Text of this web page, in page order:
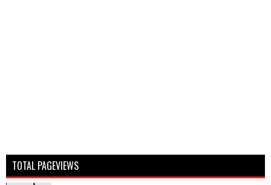
TOTAL PAGEVIEWS